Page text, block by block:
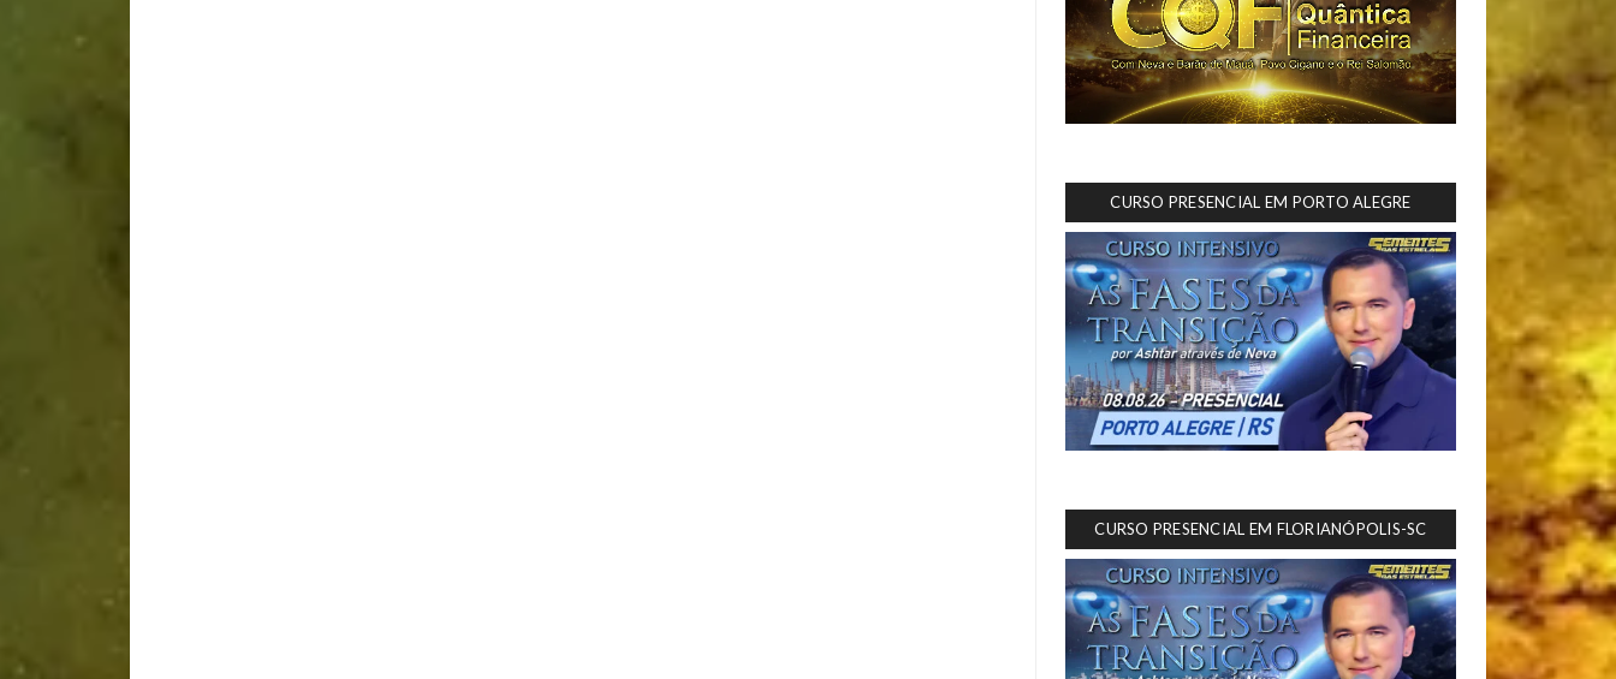
CURSO PRESENCIAL EM PORTO ALEGRE
CURSO PRESENCIAL EM FLORIANÓPOLIS-SC